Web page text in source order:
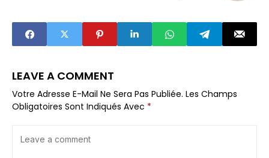
LEAVE A COMMENT
Votre Adresse E-Mail Ne Sera Pas Publiée. Les Champs
Obligatoires Sont Indiqués Avec *